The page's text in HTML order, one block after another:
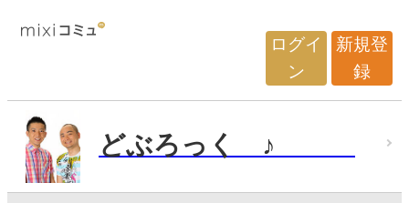
ログイ
ン
新規登
録
どぶろっく ♪